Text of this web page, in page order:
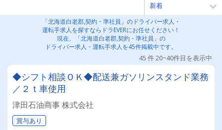
「北海道白老郡,契約・準社員」のドライバー求人・
運転手求人を探すならドラEVERにお任せください！
現在、「北海道白老郡,契約・準社員」の
ドライバー求人・運転手求人を45件掲載中です。
45 件 20~40件目を表示中
◆シフト相談ＯＫ◆配送兼ガソリンスタンド業務
／２ｔ車使用
津田石油商事 株式会社
賞与あり